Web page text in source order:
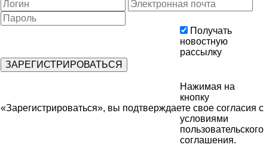
Получать
новостную
рассылку
Нажимая на
кнопку
«Зарегистрироваться», вы подтверждаете свое согласия с
условиями
пользовательского
соглашения.